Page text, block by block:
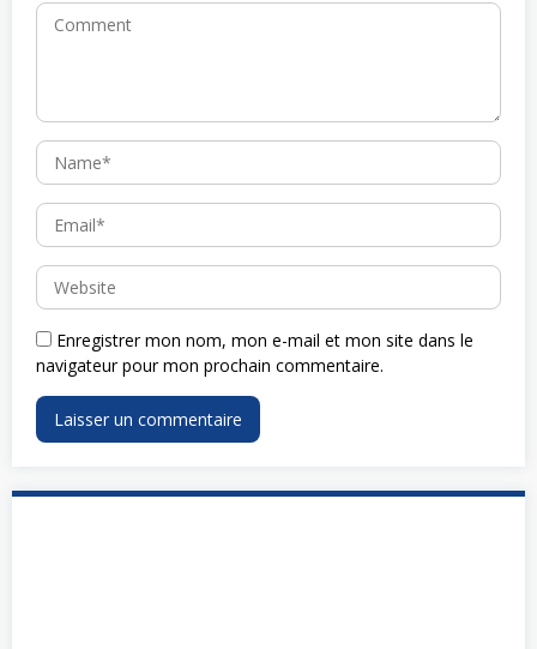
Enregistrer mon nom, mon e-mail et mon site dans le
navigateur pour mon prochain commentaire.